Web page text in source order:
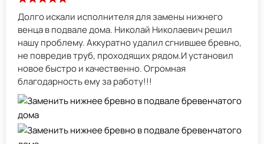
Долго искали исполнителя для замены нижнего
венца в подвале дома. Николай Николаевич решил
нашу проблему. Аккуратно удалил сгнившее бревно,
не повредив труб, проходящих рядом.И установил
новое быстро и качественно. Огромная
благодарность ему за работу!!!